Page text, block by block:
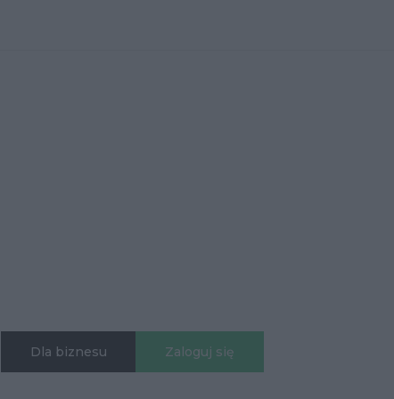
Dla biznesu Zaloguj się